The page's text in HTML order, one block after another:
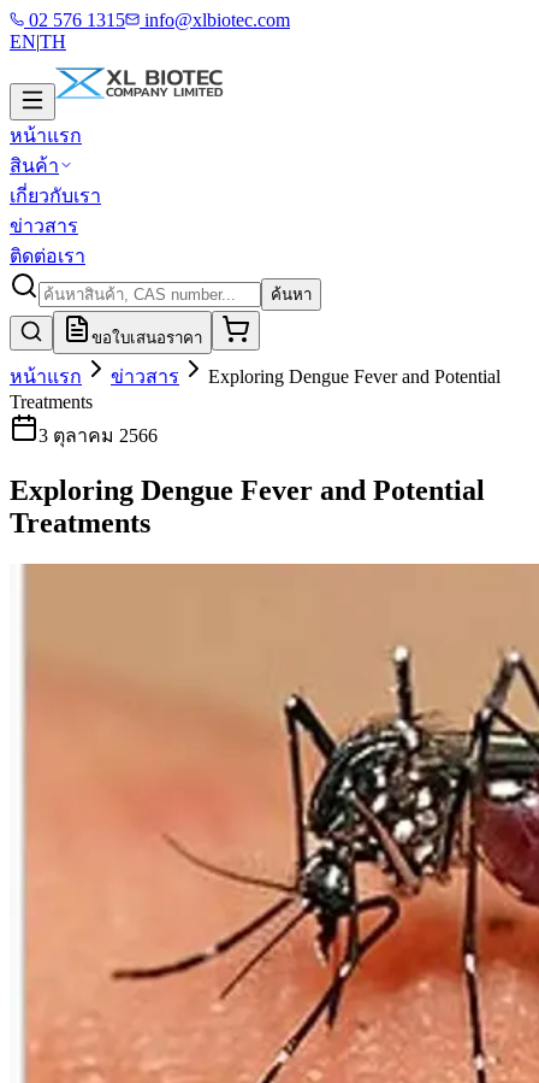
02 576 1315
info@xlbiotec.com
EN|TH
หน้าแรก
สินค้า
เกี่ยวกับเรา
ข่าวสาร
ติดต่อเรา
ค้นหา
ขอใบเสนอราคา
หน้าแรก ข่าวสาร
Exploring Dengue Fever and Potential
Treatments
3 ตุลาคม 2566
Exploring Dengue Fever and Potential
Treatments